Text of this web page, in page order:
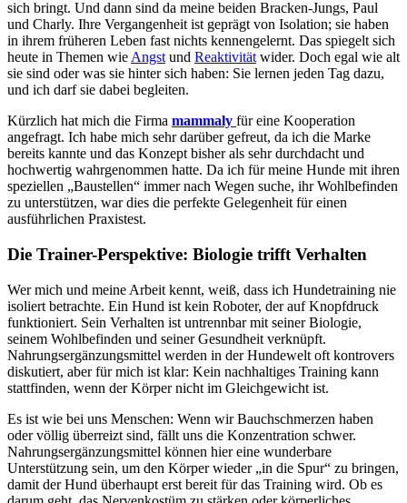
sich bringt. Und dann sind da meine beiden Bracken-Jungs, Paul
und Charly. Ihre Vergangenheit ist geprägt von Isolation; sie haben
in ihrem früheren Leben fast nichts kennengelernt. Das spiegelt sich
heute in Themen wie Angst und Reaktivität wider. Doch egal wie alt
sie sind oder was sie hinter sich haben: Sie lernen jeden Tag dazu,
und ich darf sie dabei begleiten.
Kürzlich hat mich die Firma mammaly für eine Kooperation
angefragt. Ich habe mich sehr darüber gefreut, da ich die Marke
bereits kannte und das Konzept bisher als sehr durchdacht und
hochwertig wahrgenommen hatte. Da ich für meine Hunde mit ihren
speziellen „Baustellen“ immer nach Wegen suche, ihr Wohlbefinden
zu unterstützen, war dies die perfekte Gelegenheit für einen
ausführlichen Praxistest.
Die Trainer-Perspektive: Biologie trifft Verhalten
Wer mich und meine Arbeit kennt, weiß, dass ich Hundetraining nie
isoliert betrachte. Ein Hund ist kein Roboter, der auf Knopfdruck
funktioniert. Sein Verhalten ist untrennbar mit seiner Biologie,
seinem Wohlbefinden und seiner Gesundheit verknüpft.
Nahrungsergänzungsmittel werden in der Hundewelt oft kontrovers
diskutiert, aber für mich ist klar: Kein nachhaltiges Training kann
stattfinden, wenn der Körper nicht im Gleichgewicht ist.
Es ist wie bei uns Menschen: Wenn wir Bauchschmerzen haben
oder völlig überreizt sind, fällt uns die Konzentration schwer.
Nahrungsergänzungsmittel können hier eine wunderbare
Unterstützung sein, um den Körper wieder „in die Spur“ zu bringen,
damit der Hund überhaupt erst bereit für das Training wird. Ob es